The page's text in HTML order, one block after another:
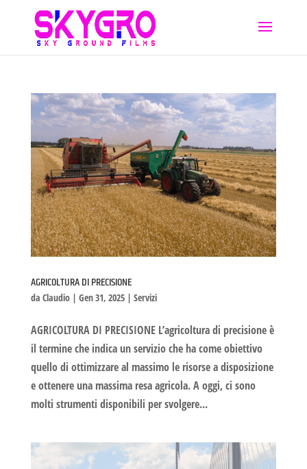
AGRICOLTURA DI PRECISIONE
da Claudio| Gen 31, 2025| Servizi
AGRICOLTURA DI PRECISIONE L’agricoltura di precisione è
il termine che indica un servizio che ha come obiettivo
quello di ottimizzare al massimo le risorse a disposizione
e ottenere una massima resa agricola. A oggi, ci sono
molti strumenti disponibili per svolgere...